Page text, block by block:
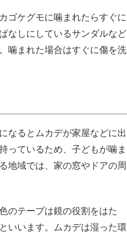
ゴケグモに噛まれたらすぐに
なしにしているサンダルなど
噛まれた場合はすぐに傷を洗
なるとムカデが家屋などに出
っているため、子どもが噛ま
地域では、家の窓やドアの周
のテープは鏡の役割をはた
いいます。ムカデは湿った環